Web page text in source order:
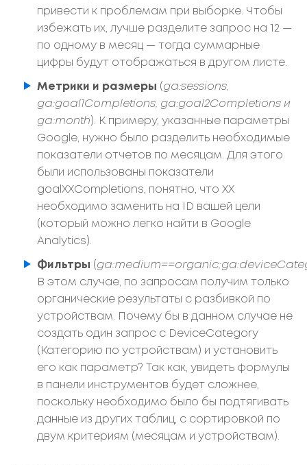
привести к проблемам при выборке. Чтобы
избежать их, лучше разделите запрос на 12 —
по одному в месяц — тогда суммарные
цифры будут отображаться в другом листе.
Метрики и размеры ( ga:sessions,
ga:goal1Completions, ga:goal2Completions и
ga:month ). К примеру, указанные параметры
Google, нужно было разделить необходимые
показатели отчетов по месяцам. Для этого
были использованы показатели
goalXXCompletions, понятно, что XX
необходимо заменить на ID вашей цели
(который можно легко найти в Google
Analytics).
Фильтры (
В этом случае, по запросам получим только
органические результаты с разбивкой по
устройствам. Почему бы в данном случае не
создать один запрос с DeviceCategory
(Категорию по устройствам) и установить
его как параметр? Так как, увидеть формулы
в панели инструментов будет сложнее,
поскольку необходимо было бы подтягивать
данные из других таблиц, с сортировкой по
двум критериям (месяцам и устройствам).